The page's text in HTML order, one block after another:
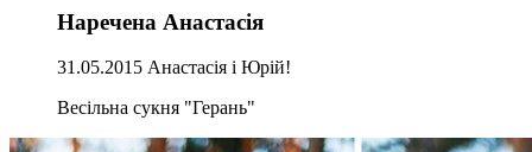
Наречена Анастасія
31.05.2015 Анастасія і Юрій!
Весільна сукня "Герань"